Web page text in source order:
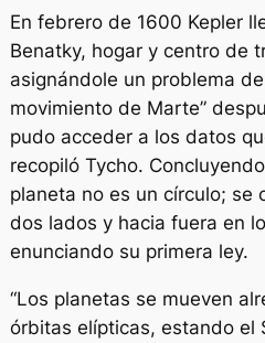
En febrero de 1600 Kepler
Benatky, hogar y centro de
asignándole un problema
movimiento de Marte”
pudo acceder a los datos
recopiló Tycho.
planeta no es un círculo; se
dos lados y hacia fuera en
enunciando su primera ley.
“Los planetas se mueven
órbitas elípticas, estando el